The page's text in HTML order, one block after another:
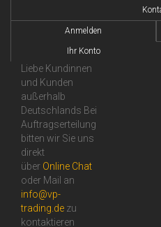
Anmelden
Ihr Konto
Liebe Kundinnen
und Kunden
außerhalb
Deutschlands Bei
Auftragserteilung
bitten wir Sie uns
direkt
über Online Сhat
oder Mail an
info@vp-
trading.de zu
kontaktieren